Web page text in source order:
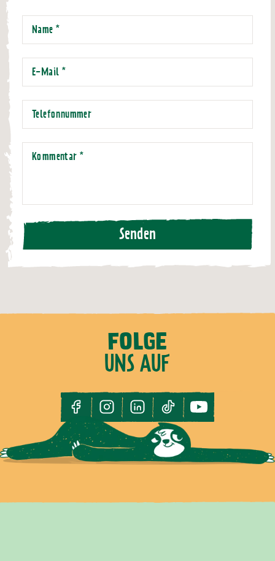
Name *
E-Mail *
Telefonnummer
Kommentar*
Senden
FOLGE
UNS AUF
facebookinstagramlinkedintiktok youtube